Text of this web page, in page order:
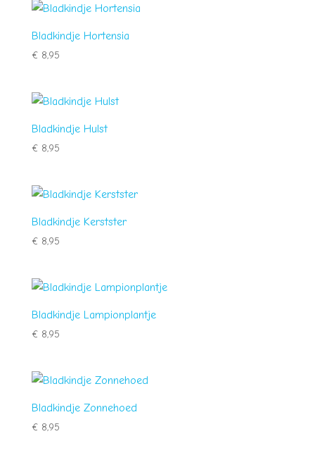
Bladkindje Hortensia
€8,95
Bladkindje Hulst
€8,95
Bladkindje Kerstster
€8,95
Bladkindje Lampionplantje
€8,95
Bladkindje Zonnehoed
€8,95